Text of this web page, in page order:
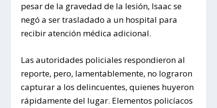
pesar de la gravedad de la lesión, Isaac se
negó a ser trasladado a un hospital para
recibir atención médica adicional.
Las autoridades policiales respondieron al
reporte, pero, lamentablemente, no lograron
capturar a los delincuentes, quienes huyeron
rápidamente del lugar. Elementos policíacos